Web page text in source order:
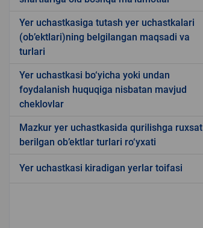
Yer uchastkasiga tutash yer uchastkalari
(ob’ektlari)ning belgilangan maqsadi va
turlari
Yer uchastkasi bo‘yicha yoki undan
foydalanish huquqiga nisbatan mavjud
cheklovlar
Mazkur yer uchastkasida qurilishga ruxsat
berilgan ob’ektlar turlari ro‘yxati
Yer uchastkasi kiradigan yerlar toifasi